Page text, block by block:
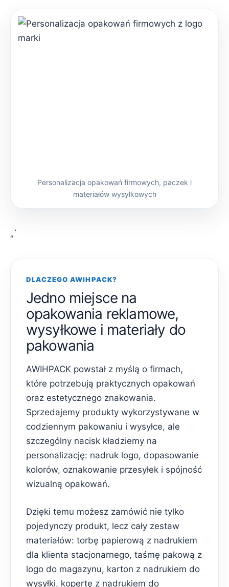
Personalizacja opakowań firmowych, paczek i
materiałów wysyłkowych
„`
DLACZEGO AWIHPACK?
Jedno miejsce na
opakowania reklamowe,
wysyłkowe i materiały do
pakowania
AWIHPACK powstał z myślą o firmach,
które potrzebują praktycznych opakowań
oraz estetycznego znakowania.
Sprzedajemy produkty wykorzystywane w
codziennym pakowaniu i wysyłce, ale
szczególny nacisk kładziemy na
personalizację: nadruk logo, dopasowanie
kolorów, oznakowanie przesyłek i spójność
wizualną opakowań.
Dzięki temu możesz zamówić nie tylko
pojedynczy produkt, lecz cały zestaw
materiałów: torbę papierową z nadrukiem
dla klienta stacjonarnego, taśmę pakową z
logo do magazynu, karton z nadrukiem do
wysyłki, kopertę z nadrukiem do